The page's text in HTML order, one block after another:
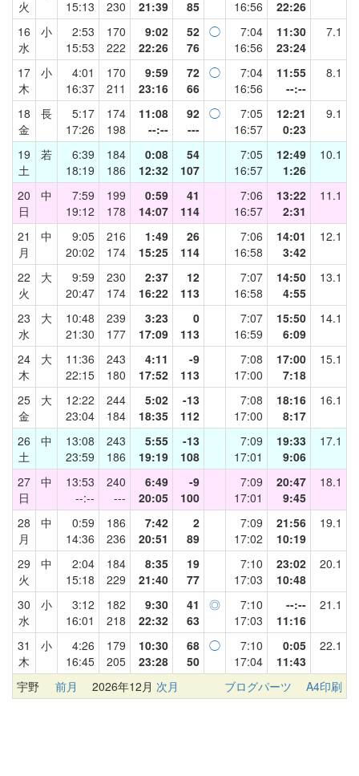
火
15:13
230
21:39
85
16:56
22:26
16
水
小
2:53
15:53
170
222
9:02
22:26
52
76
◯
7:04
16:56
11:30
23:24
7.1
17
木
小
4:01
16:37
170
211
9:59
23:16
72
66
◯
7:04
16:56
11:55
--:--
8.1
18
金
長
5:17
17:26
174
198
11:08
--:--
92
---
◯
7:05
16:57
12:21
0:23
9.1
19
土
若
6:39
18:19
184
186
0:08
12:32
54
107
7:05
16:57
12:49
1:26
10.1
20
日
中
7:59
19:12
199
178
0:59
14:07
41
114
7:06
16:57
13:22
2:31
11.1
21
月
中
9:05
20:02
216
174
1:49
15:25
26
114
7:06
16:58
14:01
3:42
12.1
22
火
大
9:59
20:47
230
174
2:37
16:22
12
113
7:07
16:58
14:50
4:55
13.1
23
水
大
10:48
21:30
239
177
3:23
17:09
0
113
7:07
16:59
15:50
6:09
14.1
24
木
大
11:36
22:15
243
180
4:11
17:52
-9
113
7:08
17:00
17:00
7:18
15.1
25
金
大
12:22
23:04
244
184
5:02
18:35
-13
112
7:08
17:00
18:16
8:17
16.1
26
土
中
13:08
23:59
243
186
5:55
19:19
-13
108
7:09
17:01
19:33
9:06
17.1
27
日
中
13:53
--:--
240
---
6:49
20:05
-9
100
7:09
17:01
20:47
9:45
18.1
28
月
中
0:59
14:36
186
236
7:42
20:51
2
89
7:09
17:02
21:56
10:19
19.1
29
火
中
2:04
15:18
184
229
8:35
21:40
19
77
7:10
17:03
23:02
10:48
20.1
30
水
小
3:12
16:01
182
218
9:30
22:32
41
63
◎
7:10
17:03
--:--
11:16
21.1
31
木
小
4:26
16:45
179
205
10:30
23:28
68
50
◯
7:10
17:04
0:05
11:43
22.1
宇野 前月 2026年12月 次月 ブログパーツ A4印刷